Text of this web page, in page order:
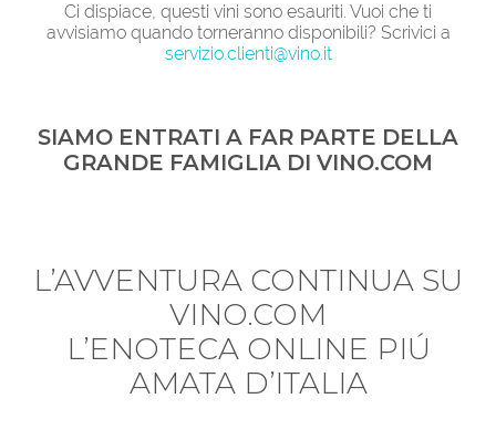
Ci dispiace, questi vini sono esauriti. Vuoi che ti
avvisiamo quando torneranno disponibili? Scrivici a
servizio.clienti@vino.it
SIAMO ENTRATI A FAR PARTE DELLA
GRANDE FAMIGLIA DI VINO.COM
L’AVVENTURA CONTINUA SU
VINO.COM
L’ENOTECA ONLINE PIÚ
AMATA D’ITALIA